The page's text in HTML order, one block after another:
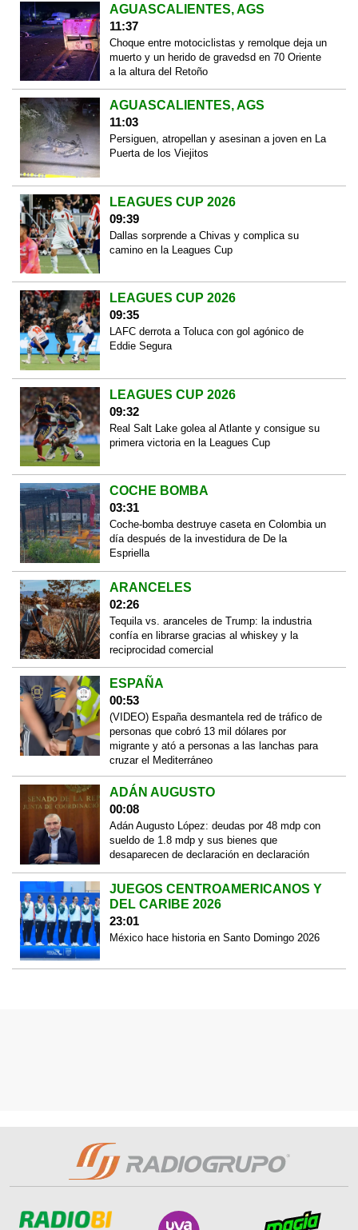
AGUASCALIENTES, AGS
11:37
Choque entre motociclistas y remolque deja un
muerto y un herido de gravedsd en 70 Oriente
a la altura del Retoño
AGUASCALIENTES, AGS
11:03
Persiguen, atropellan y asesinan a joven en La
Puerta de los Viejitos
LEAGUES CUP 2026
09:39
Dallas sorprende a Chivas y complica su
camino en la Leagues Cup
LEAGUES CUP 2026
09:35
LAFC derrota a Toluca con gol agónico de
Eddie Segura
LEAGUES CUP 2026
09:32
Real Salt Lake golea al Atlante y consigue su
primera victoria en la Leagues Cup
COCHE BOMBA
03:31
Coche-bomba destruye caseta en Colombia un
día después de la investidura de De la
Espriella
ARANCELES
02:26
Tequila vs. aranceles de Trump: la industria
confía en librarse gracias al whiskey y la
reciprocidad comercial
ESPAÑA
00:53
(VIDEO) España desmantela red de tráfico de
personas que cobró 13 mil dólares por
migrante y ató a personas a las lanchas para
cruzar el Mediterráneo
ADÁN AUGUSTO
00:08
Adán Augusto López: deudas por 48 mdp con
sueldo de 1.8 mdp y sus bienes que
desaparecen de declaración en declaración
JUEGOS CENTROAMERICANOS Y
DEL CARIBE 2026
23:01
México hace historia en Santo Domingo 2026